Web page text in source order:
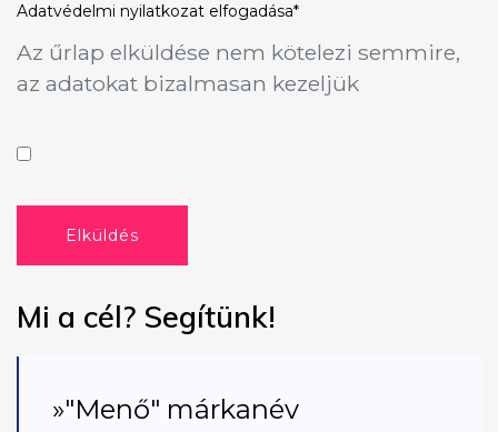
Adatvédelmi nyilatkozat elfogadása*
Az űrlap elküldése nem kötelezi semmire,
az adatokat bizalmasan kezeljük
Elküldés
Mi a cél? Segítünk!
»"Menő" márkanév